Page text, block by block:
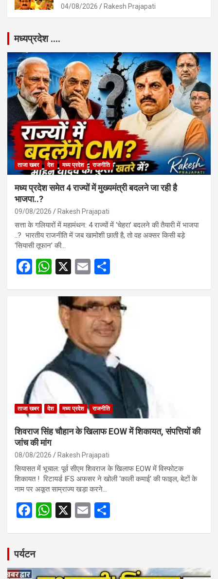
04/08/2026 Rakesh Prajapati
मध्यप्रदेश ….
ताजा खबर देश मध्य प्रदेश राजनीति
मध्य प्रदेश समेत 4 राज्यों में मुख्यमंत्री बदलने जा रही है
भाजपा..?
09/08/2026 Rakesh Prajapati
सत्ता के गलियारों में महामंथन: 4 राज्यों में ‘चेहरा’ बदलने की तैयारी में भाजपा
..? भारतीय राजनीति में जब खामोशी छाती है, तो वह अक्सर किसी बड़े
‘सियासी तूफान’ की…
F
W
at
s
A
p
X
E
ail ar
e
ताजा खबर देश मध्य प्रदेश राजनीति
शिवराज सिंह चौहान के खिलाफ EOW में शिकायत, संपत्तियों की
जांच की मांग
08/08/2026 Rakesh Prajapati
सियासत में भूचाल: पूर्व सीएम शिवराज के खिलाफ EOW में विस्फोटक
शिकायत ! रिटायर्ड IFS अफसर ने खोली ‘काली कमाई’ की फाइल, बेटों के
नाम पर अकूत साम्राज्य खड़ा करने…
F
b
o
W
A
X
E
पर्यटन